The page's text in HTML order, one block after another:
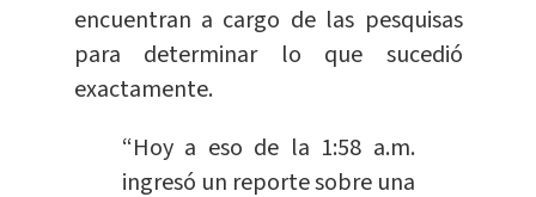
encuentran a cargo de las pesquisas
para determinar lo que sucedió
exactamente.
“Hoy a eso de la 1:58 a.m.
ingresó un reporte sobre una